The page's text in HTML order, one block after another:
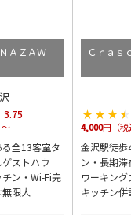
ＡＺＡＷ
3.75
全13客室タ
ストハウ
ン・Wi-Fi完
限大
Ｃｒａ
4,000円（
金沢駅徒
ン・長期
ワーキン
キッチン